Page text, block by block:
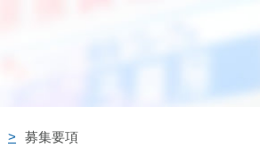
募集要項